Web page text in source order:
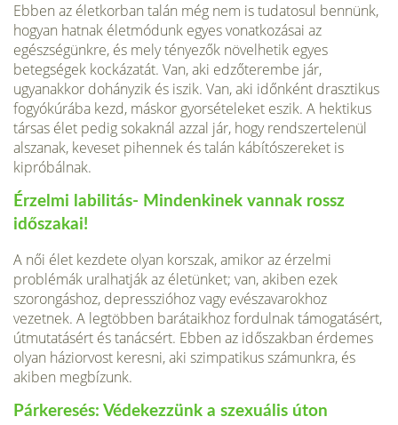
Ebben az életkorban talán még nem is tudatosul bennünk,
hogyan hatnak életmódunk egyes vonatkozásai az
egészségünkre, és mely tényezők növelhetik egyes
betegségek kockázatát. Van, aki edzőterembe jár,
ugyanakkor dohányzik és iszik. Van, aki időnként drasztikus
fogyókúrába kezd, máskor gyorsételeket eszik. A hektikus
társas élet pedig sokaknál azzal jár, hogy rendszertelenül
alszanak, keveset pihennek és talán kábítószereket is
kipróbálnak.
Érzelmi labilitás- Mindenkinek vannak rossz
időszakai!
A női élet kezdete olyan korszak, amikor az érzelmi
problémák uralhatják az életünket; van, akiben ezek
szorongáshoz, depresszióhoz vagy evészavarokhoz
vezetnek. A legtöbben barátaikhoz fordulnak támogatásért,
útmutatásért és tanácsért. Ebben az időszakban érdemes
olyan háziorvost keresni, aki szimpatikus számunkra, és
akiben megbízunk.
Párkeresés: Védekezzünk a szexuális úton